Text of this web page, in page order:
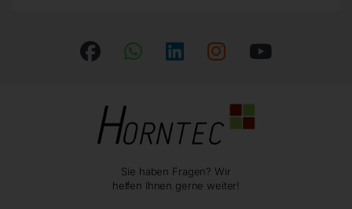
Sie haben Fragen? Wir
helfen Ihnen gerne weiter!